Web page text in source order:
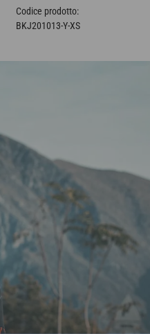
BKJ201013-Y-XS